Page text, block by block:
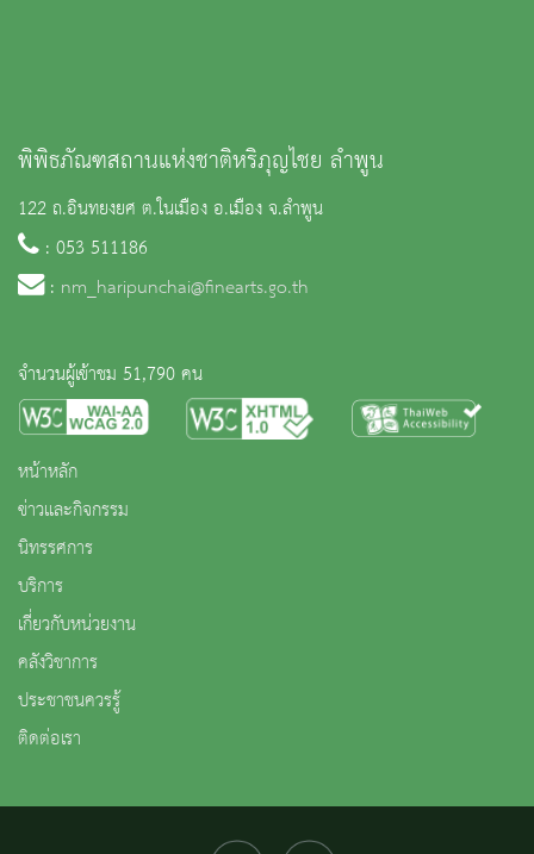
พิพิธภัณฑสถานแห่งชาติหริภุญไชย ลำพูน
122 ถ.อินทยงยศ ต.ในเมือง อ.เมือง จ.ลำพูน
: 053 511186
: nm_haripunchai@finearts.go.th
จำนวนผู้เข้าชม 51,790 คน
หน้าหลัก
ข่าวและกิจกรรม
นิทรรศการ
บริการ
เกี่ยวกับหน่วยงาน
คลังวิชาการ
ประชาชนควรรู้
ติดต่อเรา